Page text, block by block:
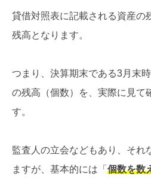
貸借対照表に記載される資産の
残高となります。
つまり、決算期末である3月末
の残高（個数）を、実際に見て
す。
監査人の立会などもあり、それ
ますが、基本的には「 個数を数